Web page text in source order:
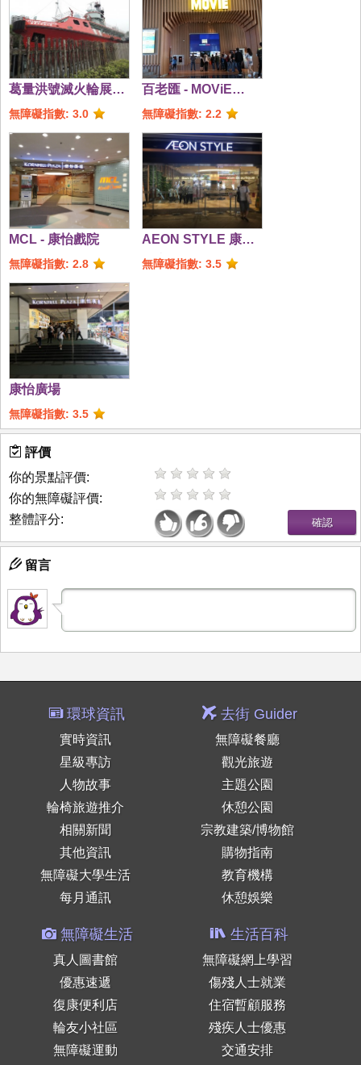
葛量洪號滅火輪展覽
館
無障礙指數: 3.0
百老匯 - MOViE
MOViE Cityplaza
無障礙指數: 2.2
MCL - 康怡戲院
無障礙指數: 2.8
AEON STYLE 康怡 -
南座
無障礙指數: 3.5
康怡廣場
無障礙指數: 3.5
評價
你的景點評價:
你的無障礙評價:
整體評分:
留言
環球資訊
實時資訊
星級專訪
人物故事
輪椅旅遊推介
相關新聞
其他資訊
無障礙大學生活
每月通訊
去街 Guider
無障礙餐廳
觀光旅遊
主題公園
休憩公園
宗教建築/博物館
購物指南
教育機構
休憩娛樂
無障礙生活
真人圖書館
優惠速遞
復康便利店
輪友小社區
無障礙運動
生活百科
無障礙網上學習
傷殘人士就業
住宿暫顧服務
殘疾人士優惠
交通安排